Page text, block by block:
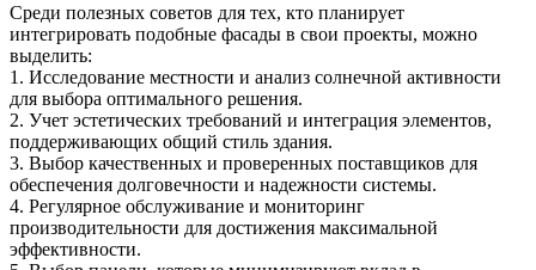
Среди полезных советов для тех, кто планирует
интегрировать подобные фасады в свои проекты, можно
выделить:
1. Исследование местности и анализ солнечной активности
для выбора оптимального решения.
2. Учет эстетических требований и интеграция элементов,
поддерживающих общий стиль здания.
3. Выбор качественных и проверенных поставщиков для
обеспечения долговечности и надежности системы.
4. Регулярное обслуживание и мониторинг
производительности для достижения максимальной
эффективности.